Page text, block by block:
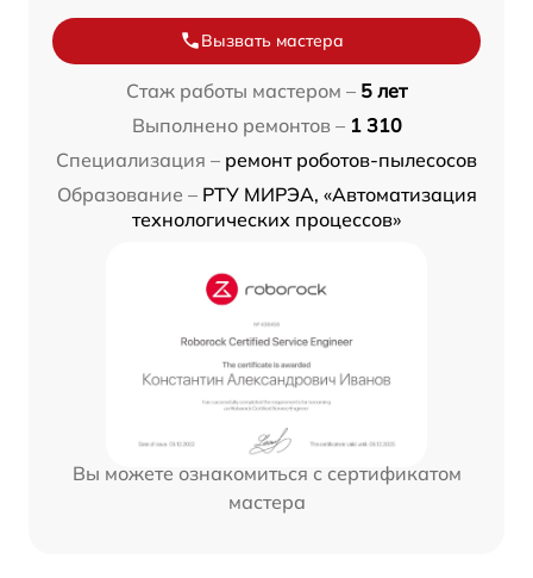
Вызвать мастера
Стаж работы мастером – 5 лет
Выполнено ремонтов – 1 310
Специализация – ремонт роботов-пылесосов
Образование – РТУ МИРЭА, «Автоматизация
технологических процессов»
Вы можете ознакомиться с сертификатом
мастера